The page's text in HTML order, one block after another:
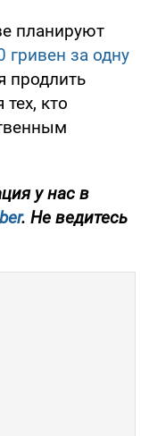
планируют
гривен за одну
продлить
кто
у нас в
. Не ведитесь